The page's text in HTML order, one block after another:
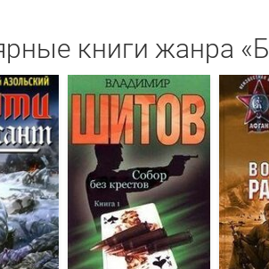
книги жанра